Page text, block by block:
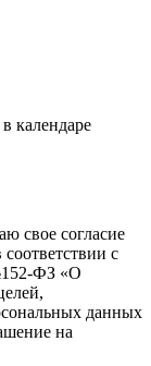
свое согласие
с
ФЗ «О
данных
на